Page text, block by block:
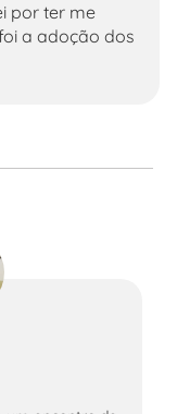
por ter me
a adoção dos